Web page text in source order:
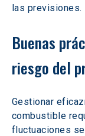
las previsiones.
Buenas
riesgo del
Gestionar
combustible
fluctuaciones